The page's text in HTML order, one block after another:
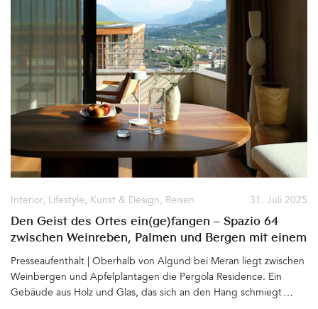
trifft jeder ständig jeden. Für uns ist Aperitivozeit. Bei Thomas
Ortler geht die abendliche Arbeit erst los. Eigentlich müsste er
bei seinem Team in der Küche stehen. Und doch nimmt er sich
die Zeit zu erzählen: über sein Leben, seine Passion(en), über die
Zeit nach der Schule, als er seine Komfortzone verließ und wie er
seitdem auf seine Heimat und die Welt blickt. Seine Art zu
sprechen und sich zu geben: unprätentiös, gelassen und
wahnsinnig sympathisch&hellip
31. Juli 2025
Interior, Lifestyle, Kunst & Design, Reisen
Den Geist des Ortes ein(ge)fangen – Spazio 64
zwischen Weinreben, Palmen und Bergen mit einem
Loft, designed by Hannes Peer
Presseaufenthalt | Oberhalb von Algund bei Meran liegt zwischen
Weinbergen und Apfelplantagen die Pergola Residence. Ein
Gebäude aus Holz und Glas, das sich an den Hang schmiegt und